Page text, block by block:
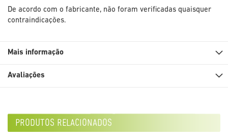
De acordo com o fabricante, não foram verificadas quaisquer
contraindicações.
Mais informação
Avaliações
produtos relacionados